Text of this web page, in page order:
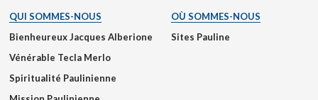
QUI SOMMES-NOUS
Bienheureux Jacques Alberione
Vénérable Tecla Merlo
Spiritualité Paulinienne
OÙ SOMMES-NOUS
Sites Pauline